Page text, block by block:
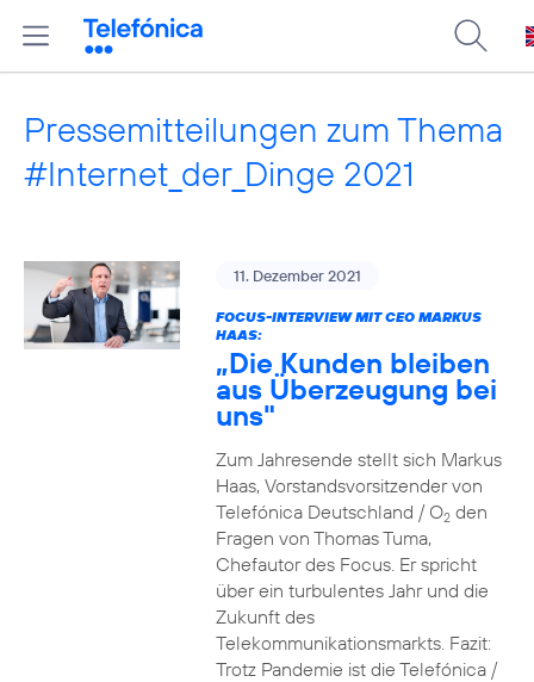
Pressemitteilungen zum Thema
#Internet_der_Dinge 2021
11. Dezember 2021
FOCUS-INTERVIEW MIT CEO MARKUS
HAAS:
„Die Kunden bleiben
aus Überzeugung bei
uns"
Zum Jahresende stellt sich Markus
Haas, Vorstandsvorsitzender von
Telefónica Deutschland / O2den
Fragen von Thomas Tuma,
Chefautor des Focus. Er spricht
über ein turbulentes Jahr und die
Zukunft des
Telekommunikationsmarkts. Fazit:
Trotz Pandemie ist die Telefónica /